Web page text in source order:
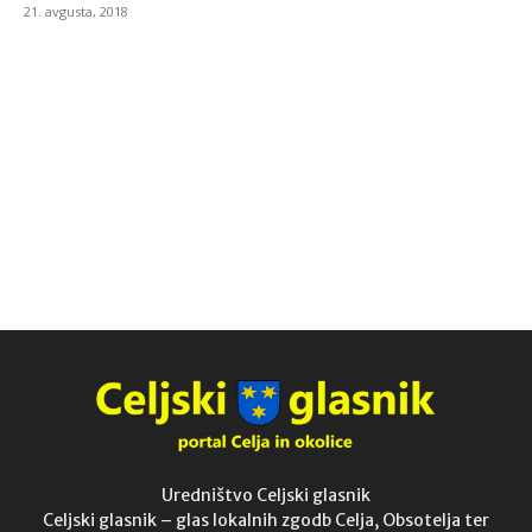
21. avgusta, 2018
Uredništvo Celjski glasnik
Celjski glasnik – glas lokalnih zgodb Celja, Obsotelja ter